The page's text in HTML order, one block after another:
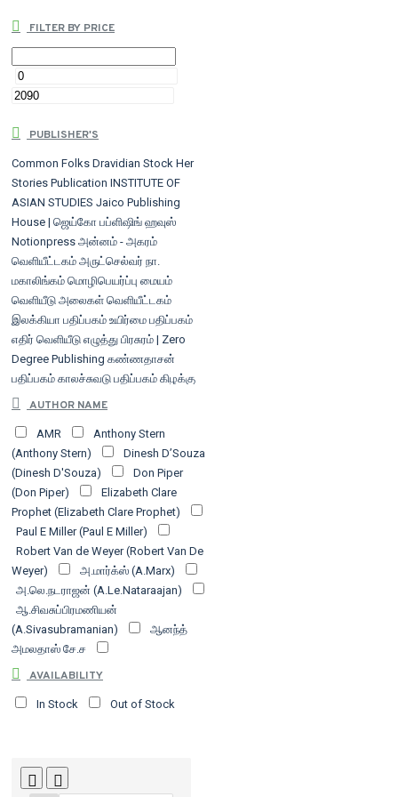
FILTER BY PRICE
PUBLISHER'S
Common Folks Dravidian Stock Her
Stories Publication INSTITUTE OF
ASIAN STUDIES Jaico Publishing
House | ஜெய்கோ பப்ளிஷிங் ஹவுஸ்
Notionpress அன்னம் - அகரம்
வெளியீட்டகம் அருட்செல்வர் நா.
மகாலிங்கம் மொழிபெயர்ப்பு மையம்
வெளியீடு அலைகள் வெளியீட்டகம்
இலக்கியா பதிப்பகம் உயிர்மை பதிப்பகம்
எதிர் வெளியீடு எழுத்து பிரசுரம் | Zero
Degree Publishing கண்ணதாசன்
பதிப்பகம் காலச்சுவடு பதிப்பகம் கிழக்கு
பதிப்பகம் கௌரா பதிப்பகம்/சாரதா
வெளியீடு தினத்தந்தி நியூ செஞ்சுரி புக்
ஹவுஸ் பரிசல் வெளியீடு
பாபாசாகேப்
அம்பேத்கர் கலை இலக்கியச் சங்கம் பாரதி
புத்தகாலயம்
பாரி நிலையம் பூவுலகின்
நண்பர்கள் மல்லி பதிப்பகம் முல்லை
நிலையம் வ.உ.சி நூலகம் வம்சி பதிப்பகம்
வளரி | We Can Books விஷ்ணுபுரம்
பதிப்பகம்
AUTHOR NAME
AMR
Anthony Stern
(Anthony Stern)
Dinesh D’Souza
(Dinesh D'Souza)
Don Piper
(Don Piper)
Elizabeth Clare
Prophet (Elizabeth Clare Prophet)
Paul E Miller (Paul E Miller)
Robert Van de Weyer (Robert Van De
Weyer)
அ.மார்க்ஸ் (A.Marx)
அ.லெ.நடராஜன் (A.Le.Nataraajan)
ஆ.சிவசுப்பிரமணியன்
(A.Sivasubramanian)
ஆனந்த்
அமலதாஸ் சே.ச
எச்.ஏ.கிருட்டிணப்பிள்ளை
(Em.Ji.Thevasakaayam)
கண்ணதாசன் (Kannadasan)
கலீல் ஜிப்ரான் (Kaleel Jipraan)
AVAILABILITY
In Stock Out of Stock